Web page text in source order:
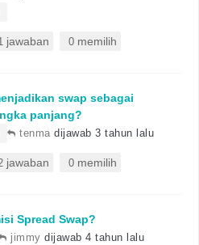
jawaban 0 memilih
swap sebagai
panjang?
tenma dijawab 3 tahun lalu
jawaban 0 memilih
Spread Swap?
jimmy dijawab 4 tahun lalu